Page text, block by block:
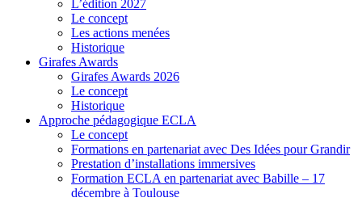
L’édition 2027
Le concept
Les actions menées
Historique
Girafes Awards
Girafes Awards 2026
Le concept
Historique
Approche pédagogique ECLA
Le concept
Formations en partenariat avec Des Idées pour Grandir
Prestation d’installations immersives
Formation ECLA en partenariat avec Babille – 17
décembre à Toulouse